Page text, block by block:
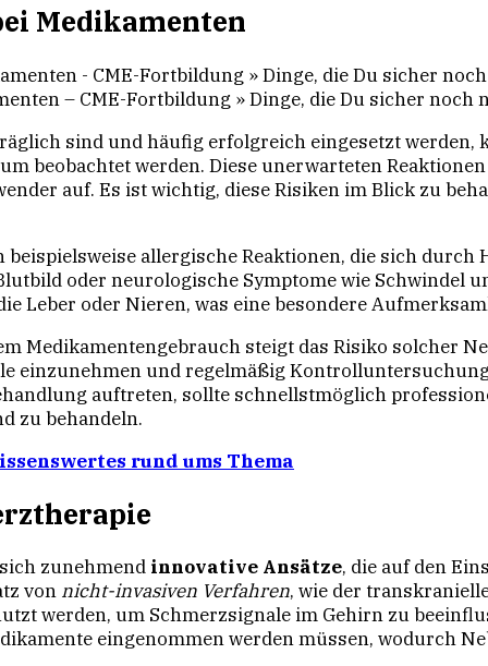
Medikamenten
– CME-Fortbildung » Dinge, die Du sicher noch
sind und häufig erfolgreich eingesetzt werden,
beobachtet werden. Diese unerwarteten
auf. Es ist wichtig, diese Risiken im Blick zu
allergische Reaktionen, die sich
oder neurologische Symptome wie Schwindel
Leber oder Nieren, was eine besondere
Medikamentengebrauch steigt das Risiko solcher
einzunehmen und regelmäßig
auftreten, sollte schnellstmöglich
zu behandeln.
rund ums Thema
zunehmend innovative Ansätze, die auf den
von nicht-invasiven Verfahren, wie der
werden, um Schmerzsignale im Gehirn zu
eingenommen werden müssen, wodurch